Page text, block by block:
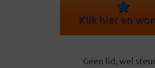
Klik hier en
Geen lid, wel